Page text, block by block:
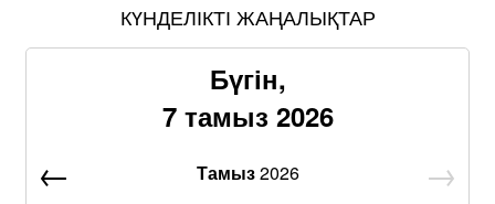
КҮНДЕЛІКТІ ЖАҢАЛЫҚТАР
Бүгін,
7 тамыз 2026
Тамыз2026